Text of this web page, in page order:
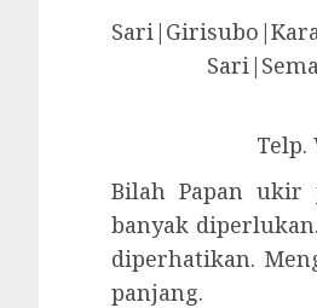
Telp.
Bilah Papan
banyak
diperhatikan.
panjang.